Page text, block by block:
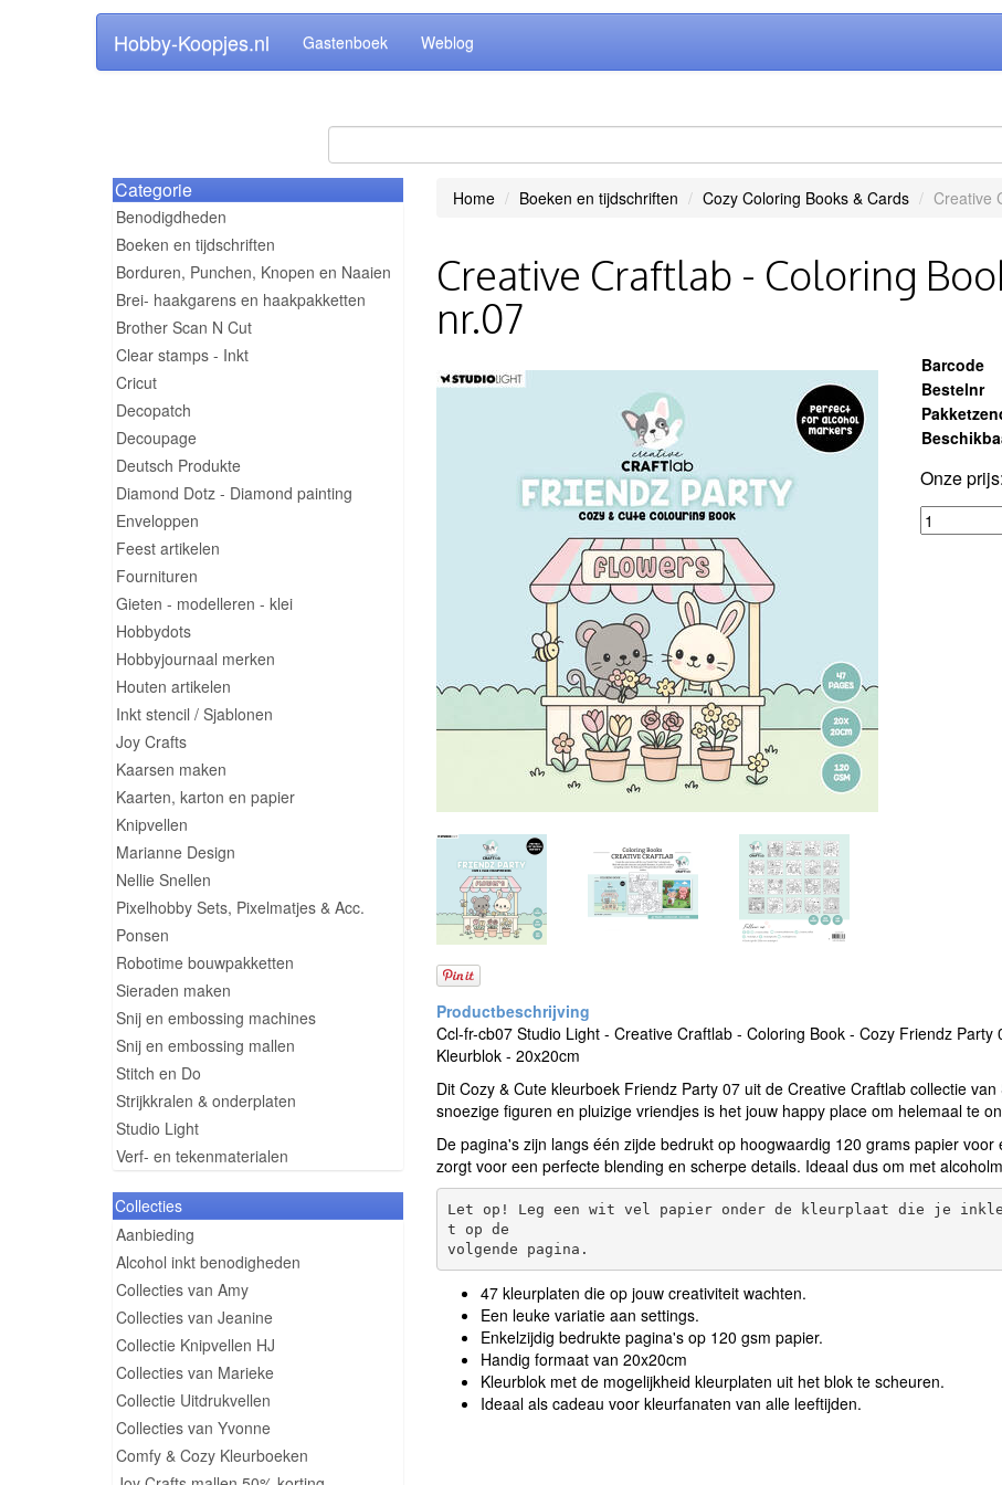
Hobby-Koopjes.nl Gastenboek Weblog
Categorie
Benodigdheden
Boeken en tijdschriften
Borduren, Punchen, Knopen en Naaien
Brei- haakgarens en haakpakketten
Brother Scan N Cut
Clear stamps - Inkt
Cricut
Decopatch
Decoupage
Deutsch Produkte
Diamond Dotz - Diamond painting
Enveloppen
Feest artikelen
Fournituren
Gieten - modelleren - klei
Hobbydots
Hobbyjournaal merken
Houten artikelen
Inkt stencil / Sjablonen
Joy Crafts
Kaarsen maken
Kaarten, karton en papier
Knipvellen
Marianne Design
Nellie Snellen
Pixelhobby Sets, Pixelmatjes & Acc.
Ponsen
Robotime bouwpakketten
Sieraden maken
Snij en embossing machines
Snij en embossing mallen
Stitch en Do
Strijkkralen & onderplaten
Studio Light
Verf- en tekenmaterialen
Collecties
Aanbieding
Alcohol inkt benodigheden
Collecties van Amy
Collecties van Jeanine
Collectie Knipvellen HJ
Collecties van Marieke
Collectie Uitdrukvellen
Collecties van Yvonne
Comfy & Cozy Kleurboeken
Home Boeken en tijdschriften Cozy Coloring Books & Cards Creative
Creative Craftlab - Coloring
nr.07
Barcode
Bestelnr
Onze
Ccl-fr-cb07 Studio Light - Creative Craftlab - Coloring Book - Cozy Friendz
Kleurblok - 20x20cm
Dit Cozy & Cute kleurboek Friendz Party 07 uit de Creative Craftlab collectie
snoezige figuren en pluizige vriendjes is het jouw happy place om helemaal te
De pagina's zijn langs één zijde bedrukt op hoogwaardig 120 grams papier
zorgt voor een perfecte blending en scherpe details. Ideaal dus om met
Let op! Leg een wit vel papier onder de kleurplaat die je
t op de
47 kleurplaten die op jouw creativiteit wachten.
Een leuke variatie aan settings.
Enkelzijdig bedrukte pagina's op 120 gsm papier.
Handig formaat van 20x20cm
Kleurblok met de mogelijkheid kleurplaten uit het blok te scheuren.
Ideaal als cadeau voor kleurfanaten van alle leeftijden.